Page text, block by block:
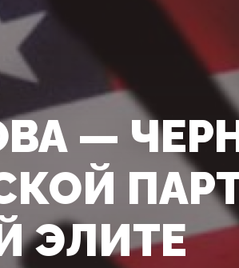
—
ЭЛИТЕ